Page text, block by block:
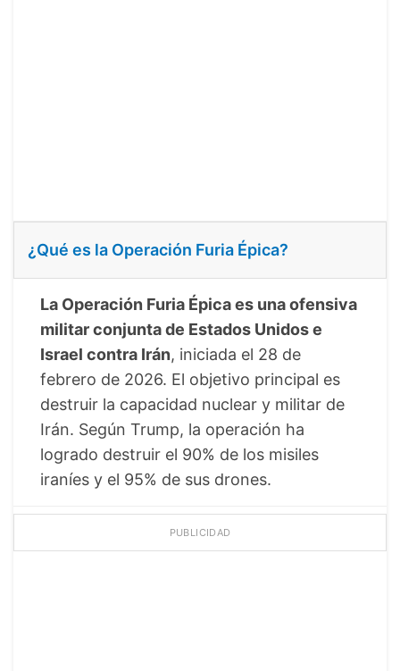
¿Qué es la Operación Furia Épica?
La Operación Furia Épica es una ofensiva
militar conjunta de Estados Unidos e
Israel contra Irán, iniciada el 28 de
febrero de 2026. El objetivo principal es
destruir la capacidad nuclear y militar de
Irán. Según Trump, la operación ha
logrado destruir el 90% de los misiles
iraníes y el 95% de sus drones.
PUBLICIDAD